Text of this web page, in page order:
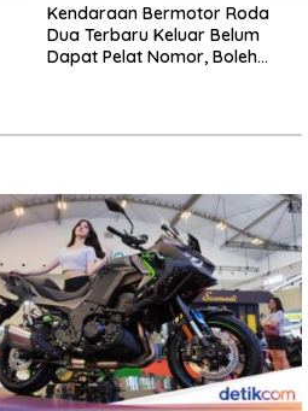
Kendaraan Bermotor Roda
Dua Terbaru Keluar Belum
Dapat Pelat Nomor, Boleh